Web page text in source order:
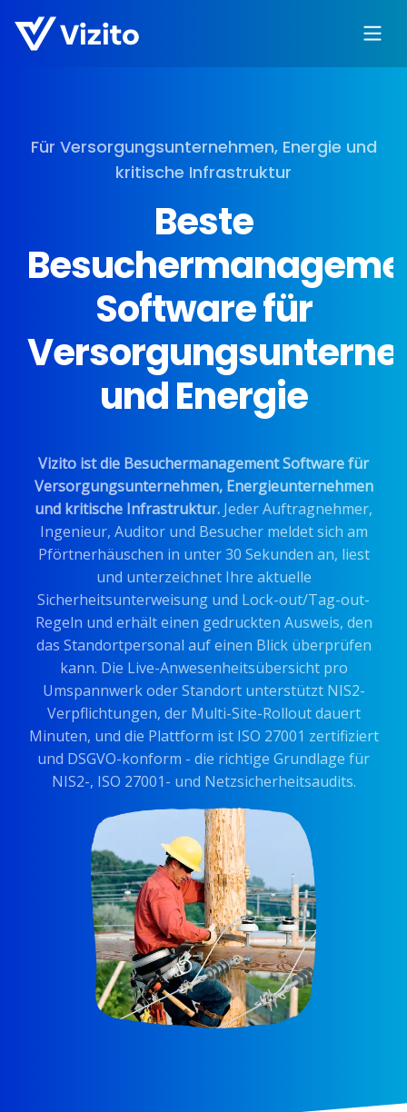
Für Versorgungsunternehmen, Energie und
kritische Infrastruktur
Beste
Software für
und Energie
Vizito ist die Besuchermanagement Software für
Versorgungsunternehmen, Energieunternehmen
und kritische Infrastruktur. Jeder Auftragnehmer,
Ingenieur, Auditor und Besucher meldet sich am
Pförtnerhäuschen in unter 30 Sekunden an, liest
und unterzeichnet Ihre aktuelle
Sicherheitsunterweisung und Lock-out/Tag-out-
Regeln und erhält einen gedruckten Ausweis, den
das Standortpersonal auf einen Blick überprüfen
kann. Die Live-Anwesenheitsübersicht pro
Umspannwerk oder Standort unterstützt NIS2-
Verpflichtungen, der Multi-Site-Rollout dauert
Minuten, und die Plattform ist ISO 27001 zertifiziert
und DSGVO-konform - die richtige Grundlage für
NIS2-, ISO 27001- und Netzsicherheitsaudits.